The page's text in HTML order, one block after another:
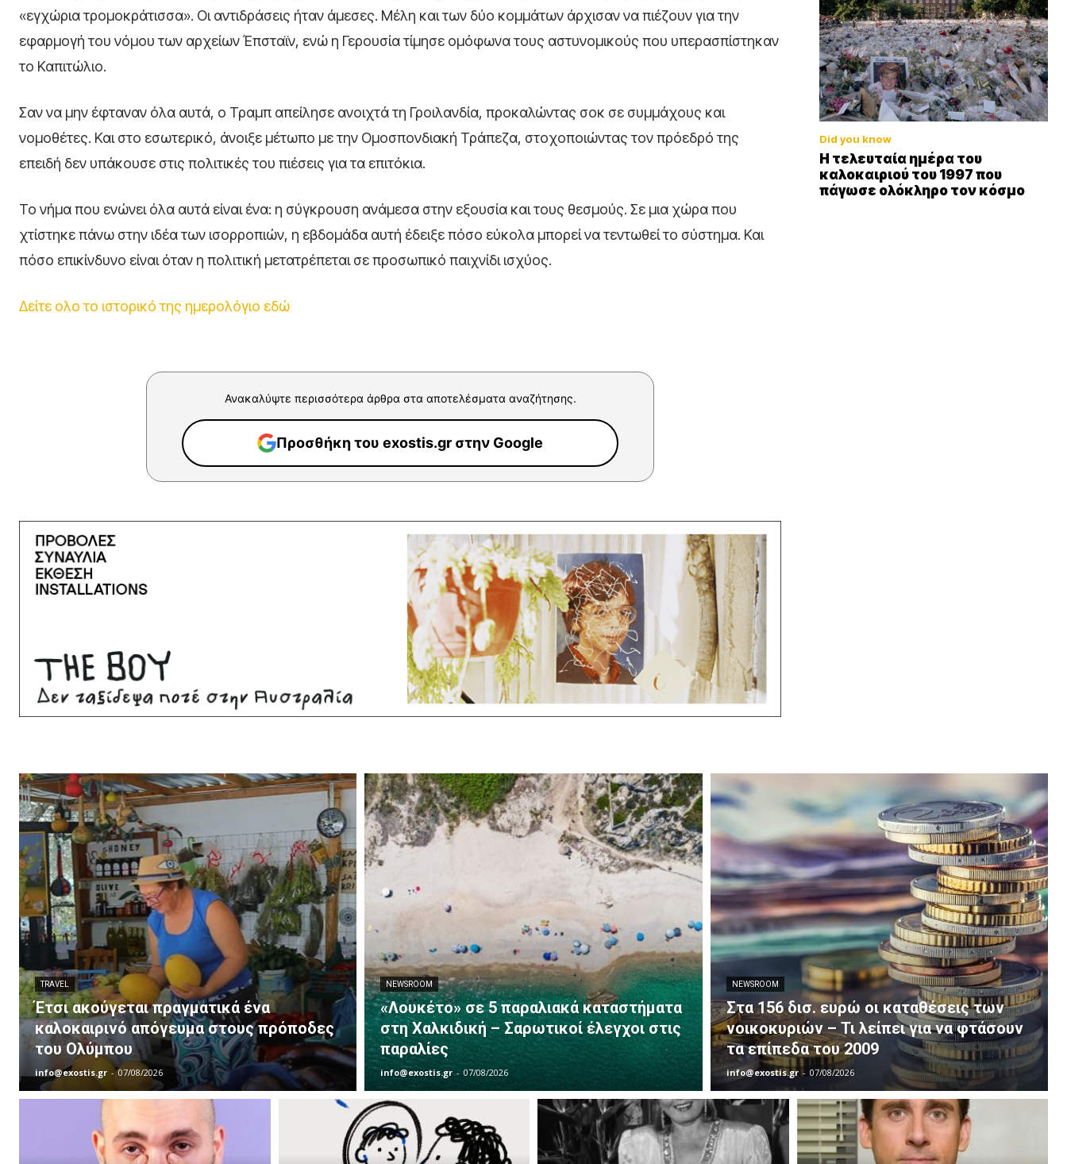
«εγχώρια τρομοκράτισσα». Οι αντιδράσεις ήταν άμεσες. Μέλη και των δύο κομμάτων άρχισαν να πιέζουν για την
εφαρμογή του νόμου των αρχείων Έπσταϊν, ενώ η Γερουσία τίμησε ομόφωνα τους αστυνομικούς που υπερασπίστηκαν
το Καπιτώλιο.
Σαν να μην έφταναν όλα αυτά, ο Τραμπ απείλησε ανοιχτά τη Γροιλανδία, προκαλώντας σοκ σε συμμάχους και
νομοθέτες. Και στο εσωτερικό, άνοιξε μέτωπο με την Ομοσπονδιακή Τράπεζα, στοχοποιώντας τον πρόεδρό της
επειδή δεν υπάκουσε στις πολιτικές του πιέσεις για τα επιτόκια.
Το νήμα που ενώνει όλα αυτά είναι ένα: η σύγκρουση ανάμεσα στην εξουσία και τους θεσμούς. Σε μια χώρα που
χτίστηκε πάνω στην ιδέα των ισορροπιών, η εβδομάδα αυτή έδειξε πόσο εύκολα μπορεί να τεντωθεί το σύστημα. Και
πόσο επικίνδυνο είναι όταν η πολιτική μετατρέπεται σε προσωπικό παιχνίδι ισχύος.
Δείτε ολο το ιστορικό της ημερολόγιο εδώ
Ανακαλύψτε περισσότερα άρθρα στα αποτελέσματα αναζήτησης.
Προσθήκη του exostis.gr στην Google
Did you know
Η τελευταία ημέρα του
καλοκαιριού του 1997 που
πάγωσε ολόκληρο τον κόσμο
TRAVEL
Έτσι ακούγεται πραγματικά ένα
καλοκαιρινό απόγευμα στους πρόποδες
του Ολύμπου
info@exostis.gr - 07/08/2026
NEWSROOM
«Λουκέτο» σε 5 παραλιακά καταστήματα
στη Χαλκιδική – Σαρωτικοί έλεγχοι στις
παραλίες
info@exostis.gr - 07/08/2026
NEWSROOM
Στα 156 δισ. ευρώ οι καταθέσεις των
νοικοκυριών – Τι λείπει για να φτάσουν
τα επίπεδα του 2009
info@exostis.gr - 07/08/2026